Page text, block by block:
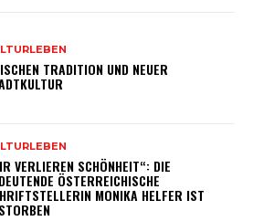
TRADITION UND NEUER
VERLIEREN SCHÖNHEIT“: DIE
ÖSTERREICHISCHE
MONIKA HELFER IST